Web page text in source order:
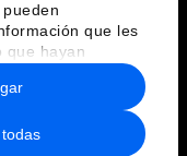
que les
que hayan
que haya
de uso